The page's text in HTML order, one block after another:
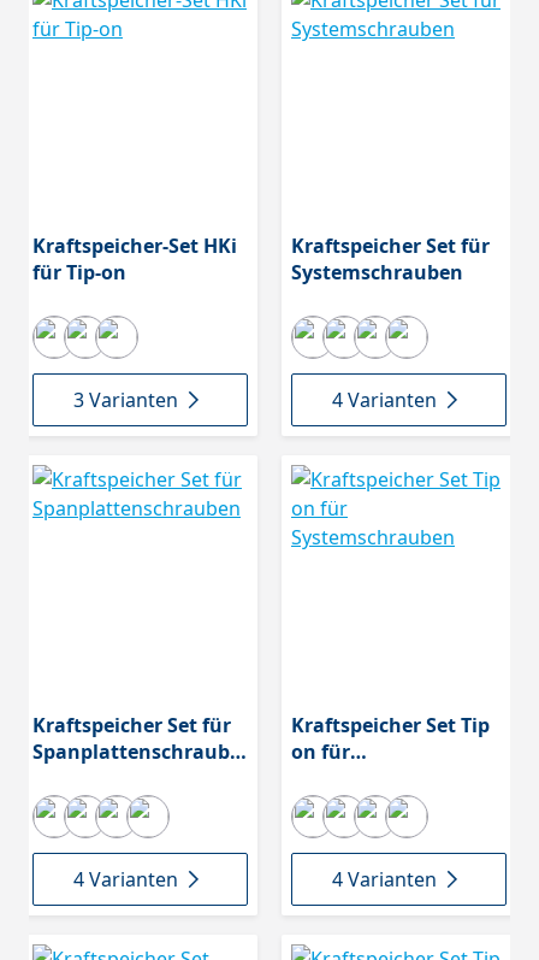
Kraftspeicher-Set HKi
für Tip-on
3 Varianten
Kraftspeicher Set für
Systemschrauben
4 Varianten
Kraftspeicher Set für
Spanplattenschraube
4 Varianten
Kraftspeicher Set Tip
on für
4 Varianten